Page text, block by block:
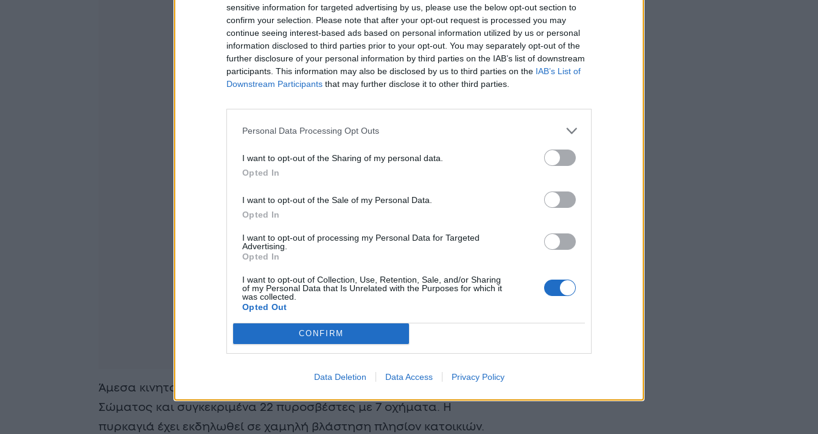
sensitive information for targeted advertising by us, please use the below opt-out section to
confirm your selection. Please note that after your opt-out request is processed you may
continue seeing interest-based ads based on personal information utilized by us or personal
information disclosed to third parties prior to your opt-out. You may separately opt-out of the
further disclosure of your personal information by third parties on the IAB’s list of downstream
participants. This information may also be disclosed by us to third parties on the IAB’s List of
Downstream Participants that may further disclose it to other third parties.
Personal Data Processing Opt Outs
I want to opt-out of the Sharing of my personal data.
Opted In
I want to opt-out of the Sale of my Personal Data.
Opted In
I want to opt-out of processing my Personal Data for Targeted
Advertising.
Opted In
I want to opt-out of Collection, Use, Retention, Sale, and/or Sharing
of my Personal Data that Is Unrelated with the Purposes for which it
was collected.
Opted Out
CONFIRM
Data Deletion Data Access Privacy Policy
Άμεσα κινητοποιήθηκαν επίγειες δυνάμεις του Πυροσβεστικού
Σώματος και συγκεκριμένα 22 πυροσβέστες με 7 οχήματα. Η
πυρκαγιά έχει εκδηλωθεί σε χαμηλή βλάστηση πλησίον κατοικιών.